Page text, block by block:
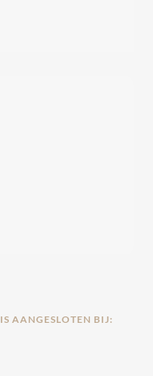
AANGESLOTEN BIJ: